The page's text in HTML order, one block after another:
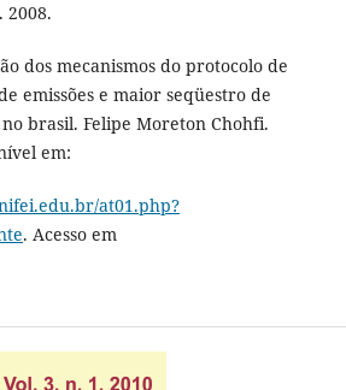
2008.
dos mecanismos do protocolo de
emissões e maior seqüestro de
brasil. Felipe Moreton Chohfi.
em:
at01.php?
. Acesso em